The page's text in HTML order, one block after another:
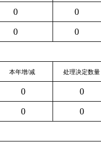
0 0
0 0
本年增/减 处理决定数量
0 0
0 0